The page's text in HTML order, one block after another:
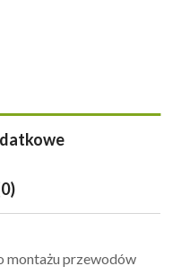
montażu przewodów